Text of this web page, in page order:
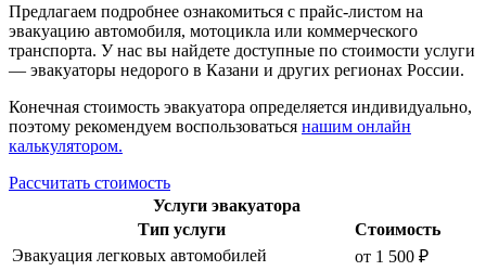
Предлагаем подробнее ознакомиться с прайс-листом на
эвакуацию автомобиля, мотоцикла или коммерческого
транспорта. У нас вы найдете доступные по стоимости услуги
— эвакуаторы недорого в Казани и других регионах России.
Конечная стоимость эвакуатора определяется индивидуально,
поэтому рекомендуем воспользоваться нашим онлайн
калькулятором.
Рассчитать стоимость
Услуги эвакуатора
Тип услуги
Стоимость
Эвакуация легковых автомобилей
от 1 500 ₽